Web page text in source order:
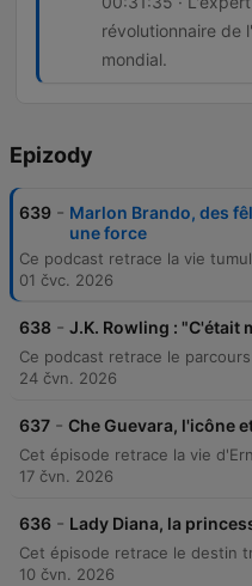
révolutionnaire de
mondial.
Epizody
639 - Marlon Brando, des
une force
01 čvc. 2026
638 - J.K. Rowling : "C'était
24 čvn. 2026
637 - Che Guevara, l'icône
17 čvn. 2026
636 - Lady Diana, la
10 čvn. 2026